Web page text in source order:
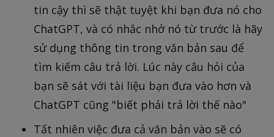
tin cậy thì sẽ thật tuyệt khi bạn đưa nó cho
ChatGPT, và có nhắc nhở nó từ trước là hãy
sử dụng thông tin trong văn bản sau để
tìm kiếm câu trả lời. Lúc này câu hỏi của
bạn sẽ sát với tài liệu bạn đưa vào hơn và
ChatGPT cũng "biết phải trả lời thế nào"
Tất nhiên việc đưa cả văn bản vào sẽ có